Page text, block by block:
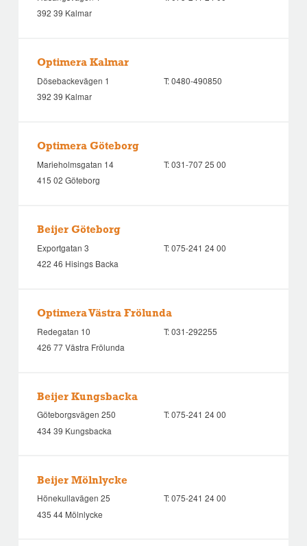
392 39 Kalmar
Optimera Kalmar
Dösebackevägen 1
392 39 Kalmar
T:0480-490850
Optimera Göteborg
Marieholmsgatan 14
415 02 Göteborg
T:031-707 25 00
Beijer Göteborg
Exportgatan 3
422 46 Hisings Backa
T:075-241 24 00
Optimera Västra Frölunda
Redegatan 10
426 77 Västra Frölunda
T:031-292255
Beijer Kungsbacka
Göteborgsvägen 250
434 39 Kungsbacka
T:075-241 24 00
Beijer Mölnlycke
Hönekullavägen 25
435 44 Mölnlycke
T:075-241 24 00